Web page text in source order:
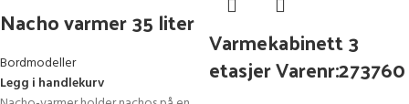
Nacho varmer 35 liter
Bordmodeller
Legg i handlekurv
Varmekabinett 3
etasjer Varenr:273760